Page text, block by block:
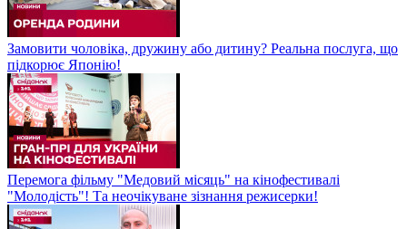
Замовити чоловіка, дружину або дитину? Реальна послуга, що
підкорює Японію!
Перемога фільму "Медовий місяць" на кінофестивалі
"Молодість"! Та неочікуване зізнання режисерки!